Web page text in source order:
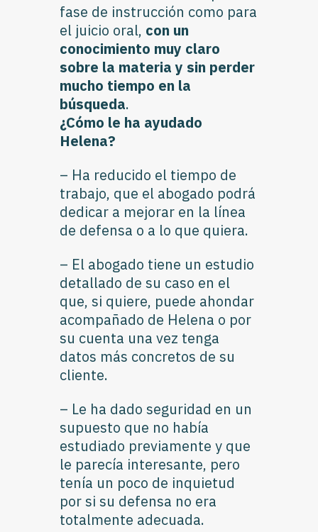
fase de instrucción como para
el juicio oral, con un
conocimiento muy claro
sobre la materia y sin perder
mucho tiempo en la
búsqueda.
¿Cómo le ha ayudado
Helena?
– Ha reducido el tiempo de
trabajo, que el abogado podrá
dedicar a mejorar en la línea
de defensa o a lo que quiera.
– El abogado tiene un estudio
detallado de su caso en el
que, si quiere, puede ahondar
acompañado de Helena o por
su cuenta una vez tenga
datos más concretos de su
cliente.
– Le ha dado seguridad en un
supuesto que no había
estudiado previamente y que
le parecía interesante, pero
tenía un poco de inquietud
por si su defensa no era
totalmente adecuada.